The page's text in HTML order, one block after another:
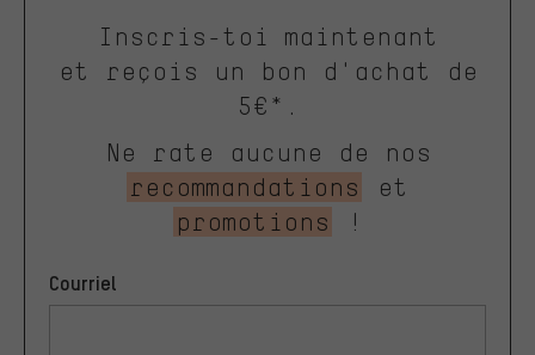
Inscris-toi maintenant
et reçois un bon d'achat de
5€*.
Ne rate aucune de nos
recommandations
et
promotions
!
Courriel